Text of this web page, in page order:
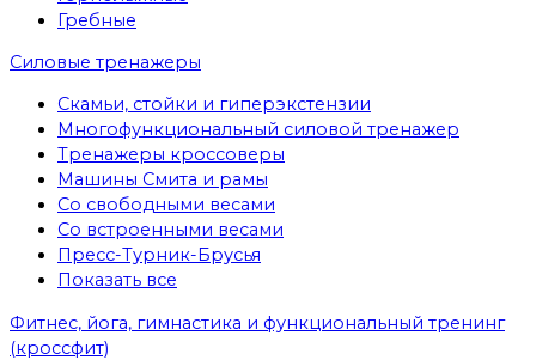
Гребные
Cиловые тренажеры
Скамьи, стойки и гиперэкстензии
Многофункциональный силовой тренажер
Тренажеры кроссоверы
Машины Смита и рамы
Со свободными весами
Со встроенными весами
Пресс-Турник-Брусья
Показать все
Фитнес, йога, гимнастика и функциональный тренинг
(кроссфит)